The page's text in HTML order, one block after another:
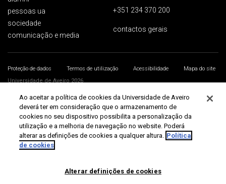
pessoas ua
sociedade
comunicação e media
+351 234 370 200
contactos gerais
Proteção de dados Termos de utilização Acessibilidade
Mapa do site
Universidade de Aveiro 2026
Ao aceitar a política de cookies da Universidade de Aveiro
deverá ter em consideração que o armazenamento de
cookies no seu dispositivo possibilita a personalização da
utilização e a melhoria de navegação no website. Poderá
alterar as definições de cookies a qualquer altura. Política
de cookies
Alterar definições de cookies